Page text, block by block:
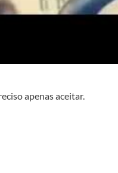
apenas aceitar.